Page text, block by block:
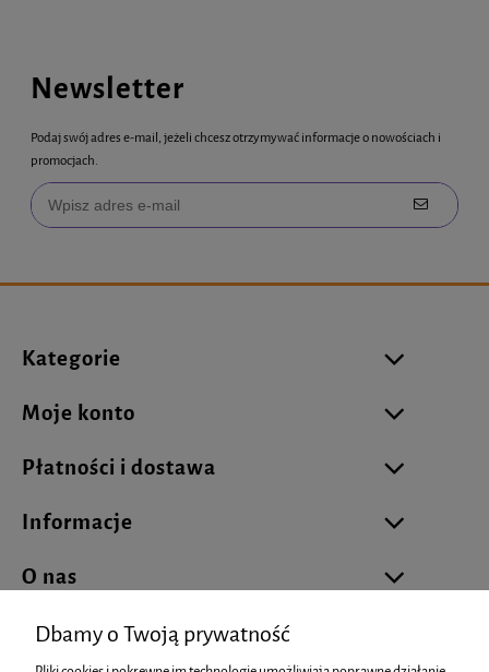
Newsletter
Podaj swój adres e-mail, jeżeli chcesz otrzymywać informacje o nowościach i
promocjach.
Kategorie
Moje konto
Płatności i dostawa
Informacje
O nas
Dbamy o Twoją prywatność